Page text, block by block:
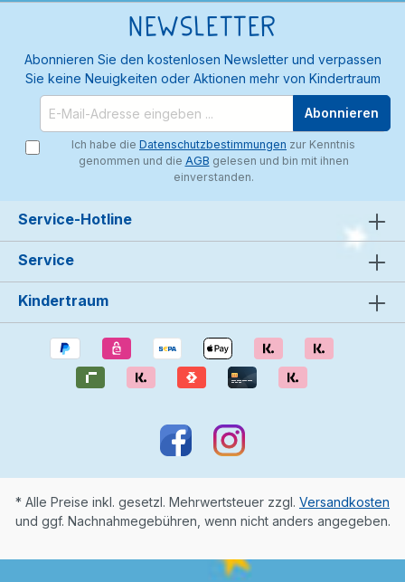
Newsletter
Abonnieren Sie den kostenlosen Newsletter und verpassen
Sie keine Neuigkeiten oder Aktionen mehr von Kindertraum
Abonnieren
Ich habe die Datenschutzbestimmungen zur Kenntnis
genommen und die AGB gelesen und bin mit ihnen
einverstanden.
Service-Hotline
Service
Kindertraum
* Alle Preise inkl. gesetzl. Mehrwertsteuer zzgl. Versandkosten
und ggf. Nachnahmegebühren, wenn nicht anders angegeben.